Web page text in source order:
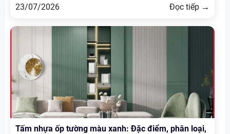
23/07/2026
Đọc tiếp →
Tấm nhựa ốp tường màu xanh: Đặc điểm, phân loại,